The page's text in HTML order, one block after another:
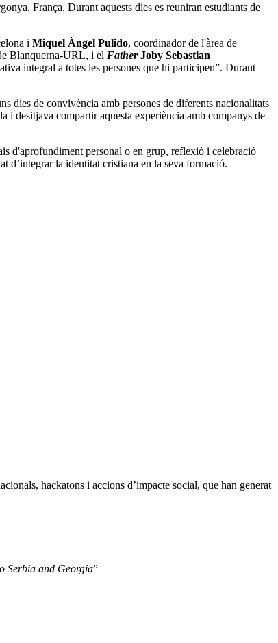
França. Durant aquests dies es reuniran estudiants de
i Miquel Àngel Pulido, coordinador de l'àrea de
Blanquerna-URL, i el FatherJoby Sebastian
integral a totes les persones que hi participen”. Durant
dies de convivència amb persones de diferents nacionalitats
i desitjava compartir aquesta experiència amb companys de
d'aprofundiment personal o en grup, reflexió i celebració
d’integrar la identitat cristiana en la seva formació.
hackatons i accions d’impacte social, que han generat
Serbia and Georgia”